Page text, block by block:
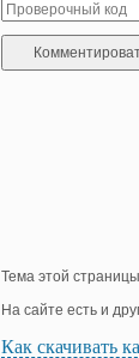
Тема этой
На сайте есть и
Как скачивать